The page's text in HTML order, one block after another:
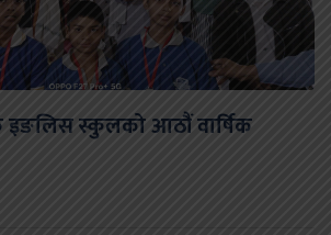
इङलिस स्कुलको आठौं वार्षिक